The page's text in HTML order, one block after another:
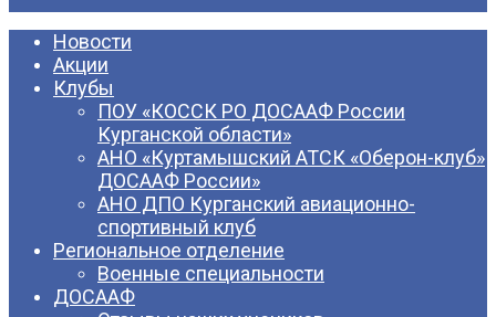
Новости
Акции
Клубы
ПОУ «КОССК РО ДОСААФ России
Курганской области»
АНО «Куртамышский АТСК «Оберон-клуб»
ДОСААФ России»
АНО ДПО Курганский авиационно-
спортивный клуб
Региональное отделение
Военные специальности
ДОСААФ